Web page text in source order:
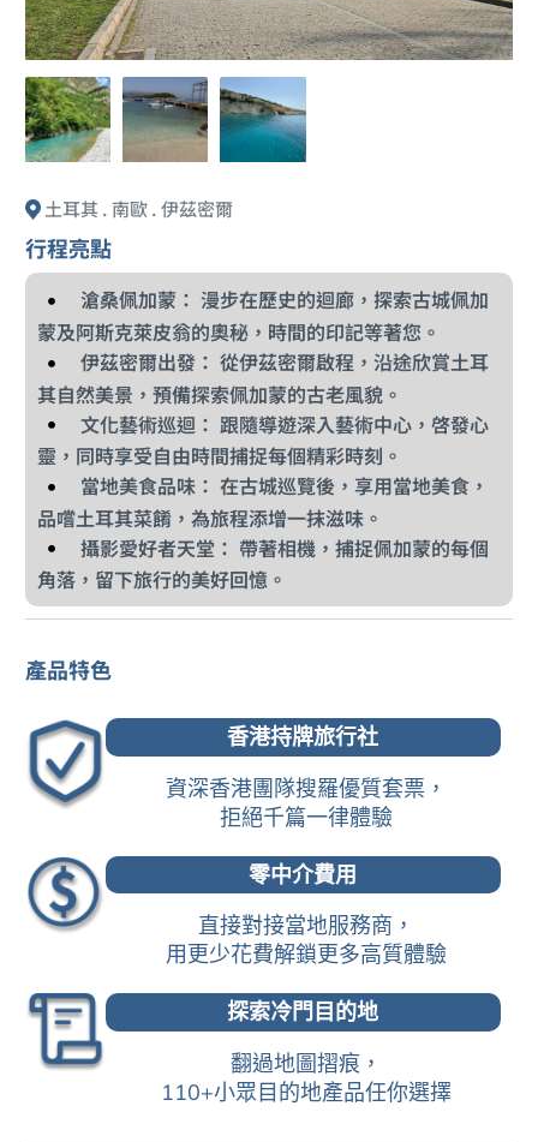
土耳其 . 南歐 . 伊茲密爾
行程亮點
滄桑佩加蒙： 漫步在歷史的迴廊，探索古城佩加
蒙及阿斯克萊皮翁的奧秘，時間的印記等著您。
伊茲密爾出發： 從伊茲密爾啟程，沿途欣賞土耳
其自然美景，預備探索佩加蒙的古老風貌。
文化藝術巡迴： 跟隨導遊深入藝術中心，啓發心
靈，同時享受自由時間捕捉每個精彩時刻。
當地美食品味： 在古城巡覽後，享用當地美食，
品嚐土耳其菜餚，為旅程添增一抹滋味。
攝影愛好者天堂： 帶著相機，捕捉佩加蒙的每個
角落，留下旅行的美好回憶。
產品特色
香港持牌旅行社
資深香港團隊搜羅優質套票，
拒絕千篇一律體驗
零中介費用
直接對接當地服務商，
用更少花費解鎖更多高質體驗
探索冷門目的地
翻過地圖摺痕，
110+小眾目的地產品任你選擇